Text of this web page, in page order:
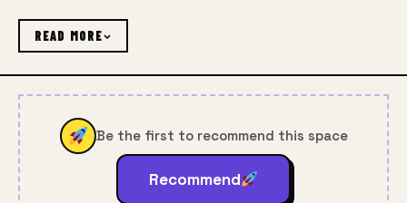
prints. Actualmente soy residente de La Casa del
Autor Zapopan, en donde estoy trabajando en un
READ MORE
Be the first to recommend this space
Recommend